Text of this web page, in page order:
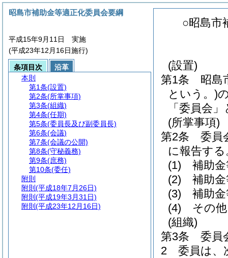
○昭島市
(設置)
第1条
昭島
という。)
「委員会
(所掌事項)
第2条
委員
に報告する
(1)
補助
(2)
補助
(3)
補助
(4)
その
(組織)
第3条
委員
2
委員は、
昭島市補助金等適正化委員会要綱
平成15年9月11日 実施
(平成23年12月16日施行)
条項目次
沿革
本則
第1条(設置)
第2条(所掌事項)
第3条(組織)
第4条(任期)
第5条(委員長及び副委員長)
第6条(会議)
第7条(会議の公開)
第8条(守秘義務)
第9条(庶務)
第10条(委任)
附則
附則 (平成18年7月26日)
附則 (平成19年3月31日)
附則 (平成23年12月16日)